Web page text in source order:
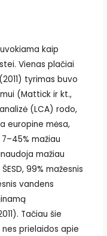
kaip
Vienas plačiai
tyrimas buvo
(Mattick ir kt.,
(LCA) rodo,
europine mėsa,
mažiau
mažiau
99% mažesnis
vandens
Tačiau šie
prielaidos apie